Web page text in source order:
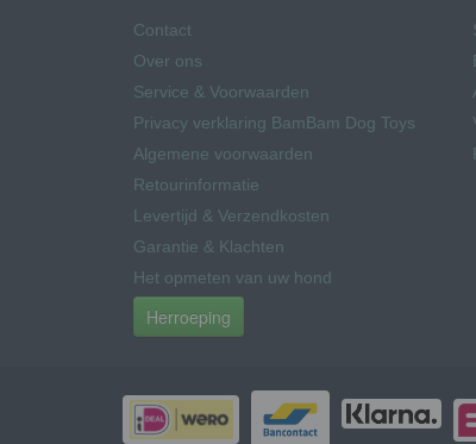
Contact
Over ons
Service & Voorwaarden
Privacy verklaring BamBam Dog Toys
Algemene voorwaarden
Retourinformatie
Levertijd & Verzendkosten
Garantie & Klachten
Het opmeten van uw hond
Herroeping